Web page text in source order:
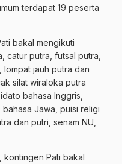
terdapat 19 peserta
bakal mengikuti
catur putra, futsal putra,
lompat jauh putra dan
silat wiraloka putra
bahasa Inggris,
Jawa, puisi religi
dan putri, senam NU,
kontingen Pati bakal